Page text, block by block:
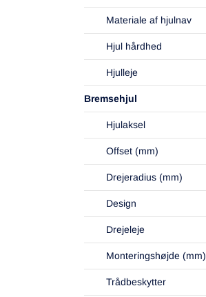
Materiale af hjulnav
Hjul hårdhed
Hjulleje
Bremsehjul
Hjulaksel
Offset (mm)
Drejeradius (mm)
Design
Drejeleje
Monteringshøjde (mm)
Trådbeskytter